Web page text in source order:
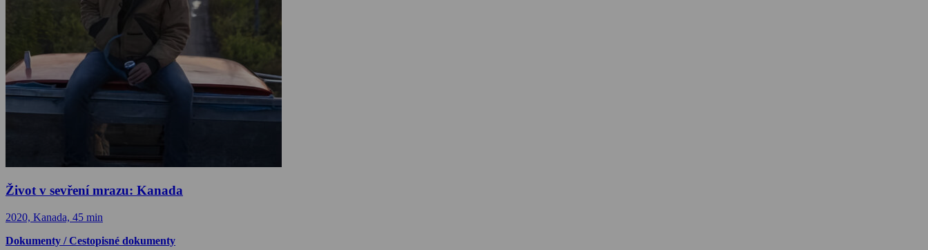
Život v sevření mrazu: Kanada
2020, Kanada, 45 min
Dokumenty / Cestopisné dokumenty